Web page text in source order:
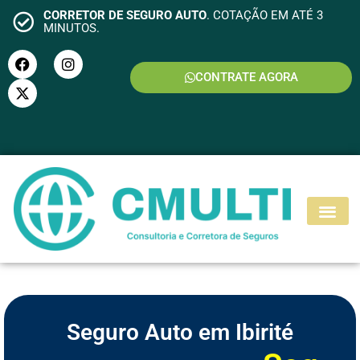
CORRETOR DE SEGURO AUTO. COTAÇÃO EM ATÉ 3
MINUTOS.
CONTRATE AGORA
SEGURO MOTO
Seguro Auto em Ibirité